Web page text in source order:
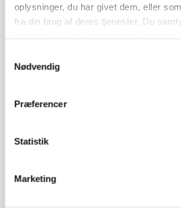
oplysninger, du har givet dem, eller
fra din brug af deres tjenester. Du
Nødvendig
Præferencer
Statistik
Marketing